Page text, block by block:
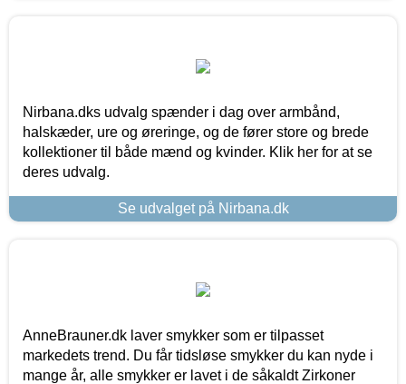
Nirbana.dks udvalg spænder i dag over armbånd,
halskæder, ure og øreringe, og de fører store og brede
kollektioner til både mænd og kvinder. Klik her for at se
deres udvalg.
Se udvalget på Nirbana.dk
AnneBrauner.dk laver smykker som er tilpasset
markedets trend. Du får tidsløse smykker du kan nyde i
mange år, alle smykker er lavet i de såkaldt Zirkoner